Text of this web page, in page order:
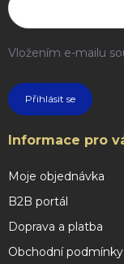
Vložením e-mailu
Přihlásit se
Informace pro
Moje objednávka
B2B portál
Doprava a platba
Obchodní podmínky